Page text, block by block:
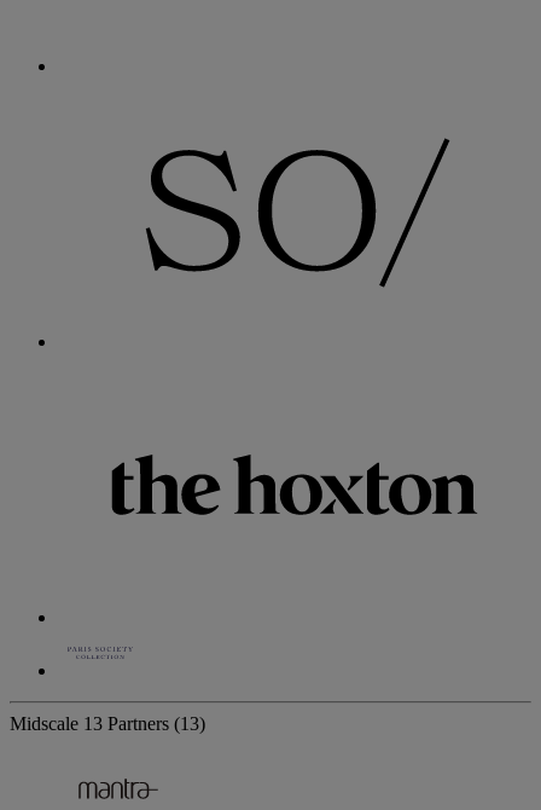
Midscale 13 Partners (13)